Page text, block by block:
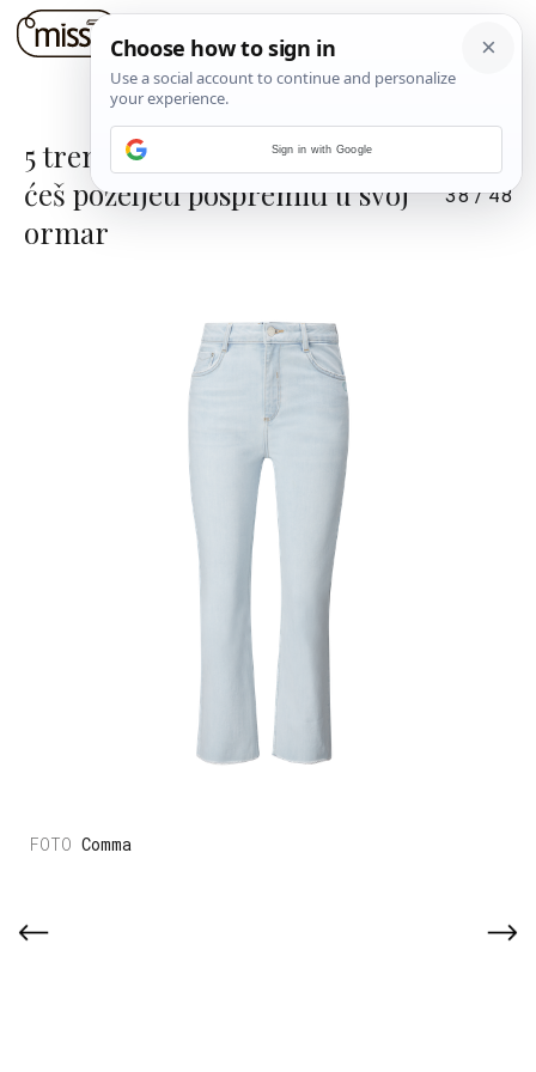
5 trendi ljetna stajlinga koja
ćeš poželjeti pospremiti u svoj
ormar
38/48
Comma
Sign in with Google